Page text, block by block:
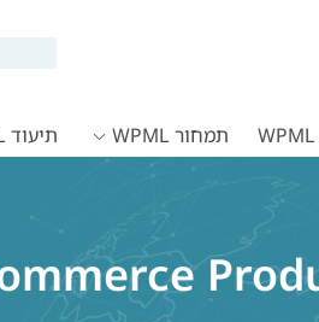
תמחור WPML תיעוד WPML